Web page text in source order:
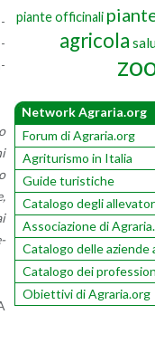
piante officinali
agricola
Network Agraria.org
Forum di Agraria.org
Agriturismo in Italia
Guide turistiche
Catalogo degli
Associazione di
Catalogo delle aziende
Catalogo dei
Obiettivi di Agraria.org